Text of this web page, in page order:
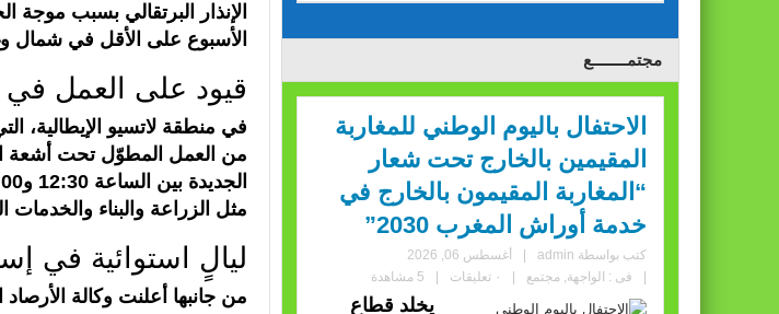
الإنذار البرتقالي بسبب موجة
الأسبوع على الأقل في شمال
قيود على العمل في
في منطقة لاتسيو الإيطالية،
من العمل المطوّل تحت أشعة
مثل الزراعة والبناء والخدمات
ليالٍ استوائية في
من جانبها أعلنت وكالة
مجتمــــــــع
الاحتفال باليوم الوطني للمغاربة
المقيمين بالخارج تحت شعار
“المغاربة المقيمون بالخارج في
خدمة أوراش المغرب 2030”
كتب بواسطة admin
|
أغسطس 06, 2026
|
فى : الواجهة مجتمع | ٠ تعليقات | 5 مشاهدة
يخلد قطاع